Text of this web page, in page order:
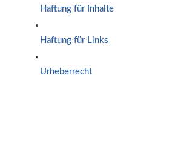
Haftung für Inhalte
Haftung für Links
Urheberrecht